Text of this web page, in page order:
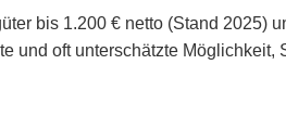
bis 1.200 € netto (Stand 2025)
und oft unterschätzte Möglichkeit,